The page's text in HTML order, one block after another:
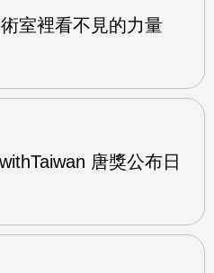
室裡看不見的力量
唐獎公布日